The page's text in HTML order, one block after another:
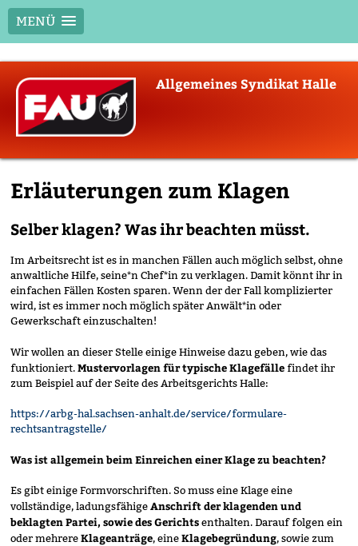
MENÜ
content
Allgemeines Syndikat Halle
Erläuterungen zum Klagen
Selber klagen? Was ihr beachten müsst.
Im Arbeitsrecht ist es in manchen Fällen auch möglich selbst, ohne
anwaltliche Hilfe, seine*n Chef*in zu verklagen. Damit könnt ihr in
einfachen Fällen Kosten sparen. Wenn der der Fall komplizierter
wird, ist es immer noch möglich später Anwält*in oder
Gewerkschaft einzuschalten!
Wir wollen an dieser Stelle einige Hinweise dazu geben, wie das
funktioniert.Mustervorlagen für typische Klagefällefindet ihr
zum Beispiel auf der Seite des Arbeitsgerichts Halle:
https://arbg-hal.sachsen-anhalt.de/service/formulare-
rechtsantragstelle/
Was ist allgemein beim Einreichen einer Klage zu beachten?
Es gibt einige Formvorschriften. So muss eine Klage eine
vollständige, ladungsfähigeAnschrift der klagenden und
beklagten Partei, sowie des Gerichtsenthalten. Darauf folgen ein
oder mehrereKlageanträge, eineKlagebegründung, sowie zum